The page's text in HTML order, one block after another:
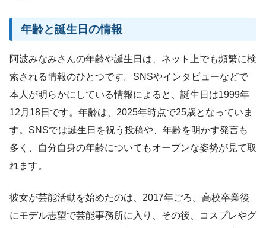
年齢と誕生日の情報
阿波みなみさんの年齢や誕生日は、ネット上でも頻繁に検
索される情報のひとつです。SNSやインタビューなどで
本人が明らかにしている情報によると、誕生日は1999年
12月18日です。年齢は、2025年時点で25歳となっていま
す。SNSでは誕生日を祝う投稿や、年齢を明かす発言も
多く、自分自身の年齢についてもオープンな姿勢が見て取
れます。
彼女が芸能活動を始めたのは、2017年ごろ。高校卒業後
にモデル志望で芸能事務所に入り、その後、コスプレやグ